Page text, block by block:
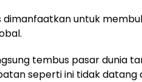
untuk
tembus pasar dunia
seperti ini tidak datang